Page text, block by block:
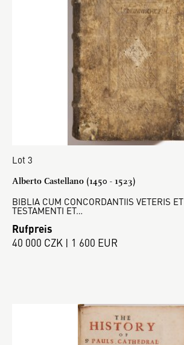
Lot 3
Alberto Castellano (1450 - 1523)
BIBLIA CUM CONCORDANTIIS VETERIS
TESTAMENTI ET…
Rufpreis
40 000 CZK | 1 600 EUR